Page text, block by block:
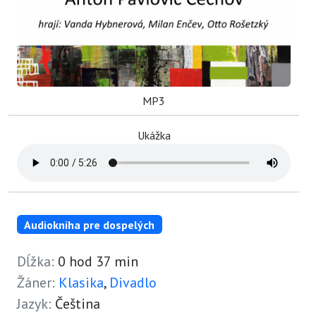
MP3
Ukážka
Audiokniha pre dospelých
Dĺžka: 0 hod 37 min
Žáner: Klasika, Divadlo
Jazyk: Čeština